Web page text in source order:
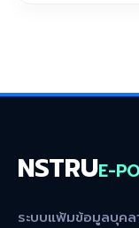
NSTRUE-
ระบบแฟ้มข้อมูลบุค